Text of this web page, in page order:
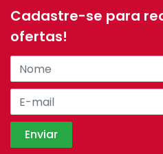
Cadastre-se para
ofertas!